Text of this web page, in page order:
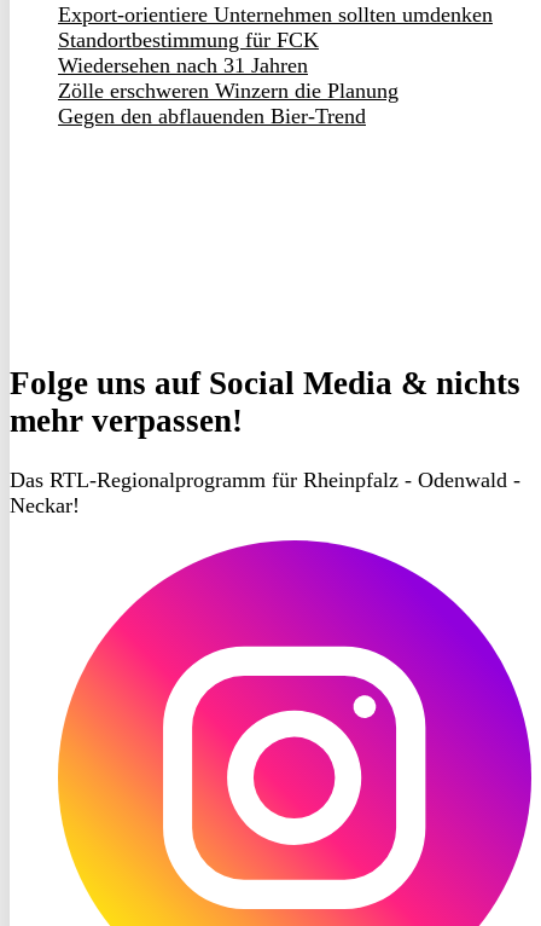
Export-orientiere Unternehmen sollten umdenken
Standortbestimmung für FCK
Wiedersehen nach 31 Jahren
Zölle erschweren Winzern die Planung
Gegen den abflauenden Bier-Trend
Folge uns auf Social Media & nichts
mehr verpassen!
Das RTL-Regionalprogramm für Rheinpfalz - Odenwald -
Neckar!
Instagram